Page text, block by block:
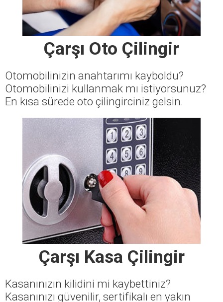
Çarşı Oto Çilingir
Otomobilinizin anahtarımı kayboldu?
Otomobilinizi kullanmak mı istiyorsunuz?
En kısa sürede oto çilingirciniz gelsin.
Çarşı Kasa Çilingir
Kasanınızın kilidini mi kaybettiniz?
Kasanınızı güvenilir, sertifikalı en yakın